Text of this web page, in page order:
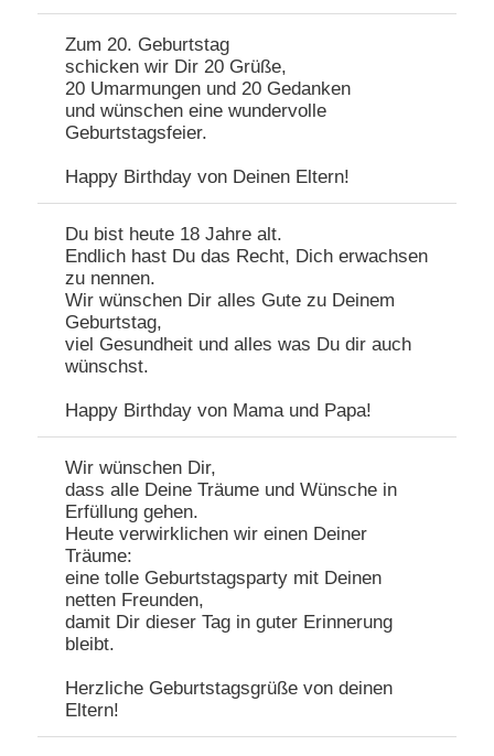
Zum 20. Geburtstag
schicken wir Dir 20 Grüße,
20 Umarmungen und 20 Gedanken
und wünschen eine wundervolle
Geburtstagsfeier.
Happy Birthday von Deinen Eltern!
Du bist heute 18 Jahre alt.
Endlich hast Du das Recht, Dich erwachsen
zu nennen.
Wir wünschen Dir alles Gute zu Deinem
Geburtstag,
viel Gesundheit und alles was Du dir auch
wünschst.
Happy Birthday von Mama und Papa!
Wir wünschen Dir,
dass alle Deine Träume und Wünsche in
Erfüllung gehen.
Heute verwirklichen wir einen Deiner
Träume:
eine tolle Geburtstagsparty mit Deinen
netten Freunden,
damit Dir dieser Tag in guter Erinnerung
bleibt.
Herzliche Geburtstagsgrüße von deinen
Eltern!